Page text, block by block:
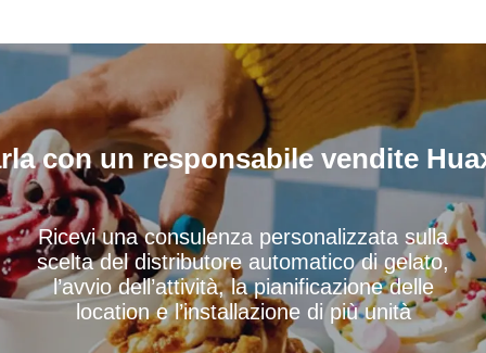
con un responsabile vendite
Ricevi una consulenza personalizzata sulla
scelta del distributore automatico di gelato,
l’avvio dell’attività, la pianificazione delle
location e l’installazione di più unità